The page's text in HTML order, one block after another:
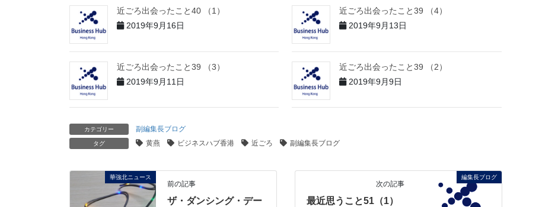
近ごろ出会ったこと40 （1）
2019年9月16日
近ごろ出会ったこと39 （4）
2019年9月13日
近ごろ出会ったこと39 （3）
2019年9月11日
近ごろ出会ったこと39 （2）
2019年9月9日
カテゴリー 副編集長ブログ
タグ 黄燕 ビジネスハブ香港 近ごろ 副編集長ブログ
華強北ニュース
前の記事
ザ・ダンシング・デー
編集長ブログ
次の記事
最近思うこと51（1）